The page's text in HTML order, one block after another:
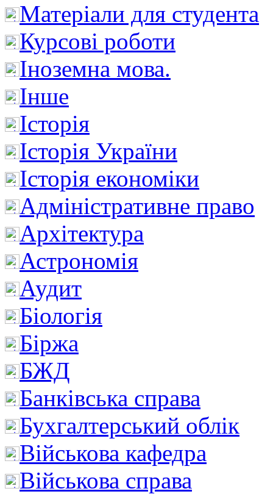
Матеріали для студента
Курсові роботи
Іноземна мова.
Інше
Історія
Історія України
Історія економіки
Адміністративне право
Архітектура
Астрономія
Аудит
Біологія
Біржа
БЖД
Банківська справа
Бухгалтерський облік
Військова кафедра
Військова справа